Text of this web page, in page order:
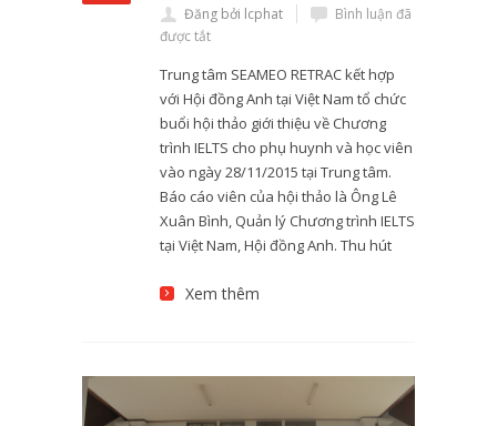
Đăng bởi lcphat
Bình luận đã
được tắt
Trung tâm SEAMEO RETRAC kết hợp
với Hội đồng Anh tại Việt Nam tổ chức
buổi hội thảo giới thiệu về Chương
trình IELTS cho phụ huynh và học viên
vào ngày 28/11/2015 tại Trung tâm.
Báo cáo viên của hội thảo là Ông Lê
Xuân Bình, Quản lý Chương trình IELTS
tại Việt Nam, Hội đồng Anh. Thu hút
Xem thêm